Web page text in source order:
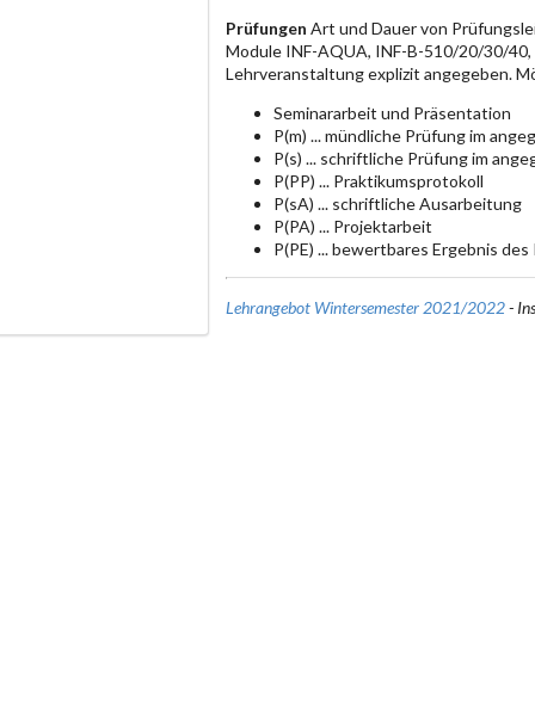
Prüfungen Art und Dauer von
Module INF-AQUA, INF-B-510/20/30/
Lehrveranstaltung explizit angegeben.
Seminararbeit und Präsentation
P(m) ... mündliche Prüfung im
P(s) ... schriftliche Prüfung im
P(PP) ... Praktikumsprotokoll
P(sA) ... schriftliche Ausarbeitung
P(PA) ... Projektarbeit
P(PE) ... bewertbares Ergebnis
Lehrangebot Wintersemester 2021/2022-